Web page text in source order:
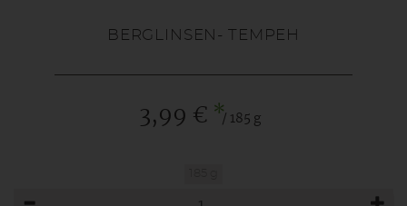
BERGLINSEN- TEMPEH
3,99 € */ 185 g